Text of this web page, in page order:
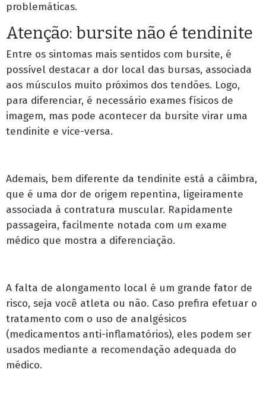
problemáticas.
Atenção: bursite não é tendinite
Entre os sintomas mais sentidos com bursite, é
possível destacar a dor local das bursas, associada
aos músculos muito próximos dos tendões. Logo,
para diferenciar, é necessário exames físicos de
imagem, mas pode acontecer da bursite virar uma
tendinite e vice-versa.
Ademais, bem diferente da tendinite está a câimbra,
que é uma dor de origem repentina, ligeiramente
associada à contratura muscular. Rapidamente
passageira, facilmente notada com um exame
médico que mostra a diferenciação.
A falta de alongamento local é um grande fator de
risco, seja você atleta ou não. Caso prefira efetuar o
tratamento com o uso de analgésicos
(medicamentos anti-inflamatórios), eles podem ser
usados mediante a recomendação adequada do
médico.